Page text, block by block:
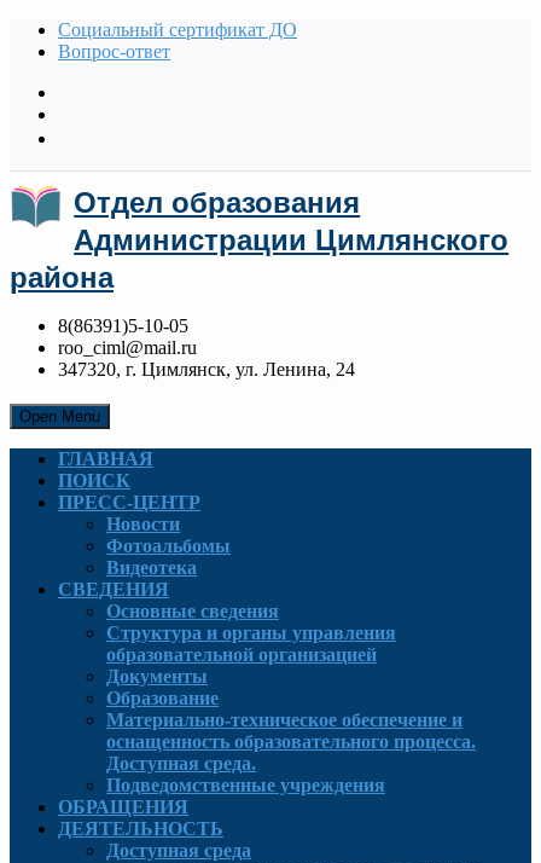
Социальный сертификат ДО
Вопрос-ответ
Отдел образования
Администрации Цимлянского
района
8(86391)5-10-05
roo_ciml@mail.ru
347320, г. Цимлянск, ул. Ленина, 24
Open Menu
ГЛАВНАЯ
ПОИСК
ПРЕСС-ЦЕНТР
Новости
Фотоальбомы
Видеотека
СВЕДЕНИЯ
Основные сведения
Структура и органы управления
образовательной организацией
Документы
Образование
Материально-техническое обеспечение и
оснащенность образовательного процесса.
Доступная среда.
Подведомственные учреждения
ОБРАЩЕНИЯ
ДЕЯТЕЛЬНОСТЬ
Доступная среда